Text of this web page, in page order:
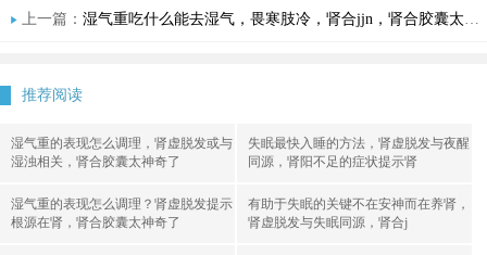
上一篇： 湿气重吃什么能去湿气，畏寒肢冷，肾合jjn，肾合胶囊太神奇了，老中医谈身体“供暖不足”与能量温化
推荐阅读
湿气重的表现怎么调理，肾虚脱发或与
湿浊相关，肾合胶囊太神奇了
失眠最快入睡的方法，肾虚脱发与夜醒
同源，肾阳不足的症状提示肾
湿气重的表现怎么调理？肾虚脱发提示
根源在肾，肾合胶囊太神奇了
有助于失眠的关键不在安神而在养肾，
肾虚脱发与失眠同源，肾合j